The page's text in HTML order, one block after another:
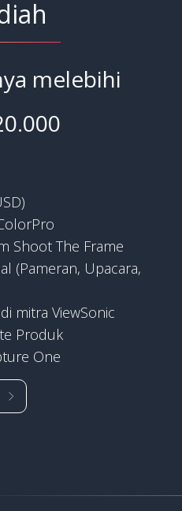
melebihi
Shoot The Frame
(Pameran, Upacara,
mitra ViewSonic
Produk
One